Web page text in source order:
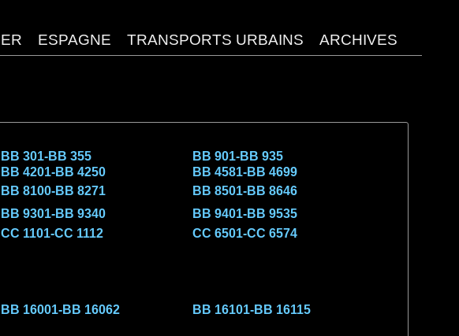
BB 301-BB 355
BB 901-BB 935
BB 4201-BB 4250
BB 4581-BB 4699
BB 8100-BB 8271
BB 8501-BB 8646
BB 9301-BB 9340
BB 9401-BB 9535
CC 1101-CC 1112
CC 6501-CC 6574
BB 16001-BB 16062
BB 16101-BB 16115